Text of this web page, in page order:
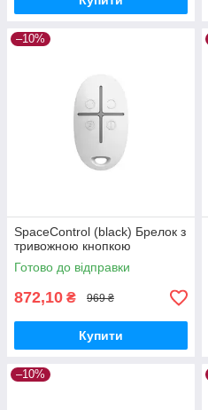
–10%
SpaceControl (black) Брелок з
тривожною кнопкою
Готово до відправки
872,10 ₴ 969 ₴
Купити
–10%